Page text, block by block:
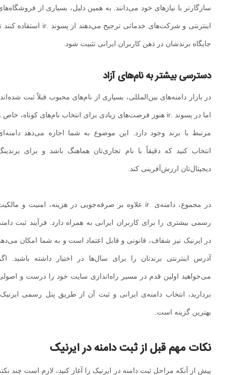
سازگارتر با نیازهای خود می‌دانند. به همین دلیل، بسیاری از فروشگاه‌های
اینترنتی و شرکت‌های خدماتی ترجیح می‌دهند از پسوند .ir استفاده کنند تا
جایگاه برندشان در ذهن کاربران ایرانی تثبیت شود.
دسترسی بیشتر به نام‌های آزاد
در بازار دامنه‌های بین‌المللی، بسیاری از نام‌های محبوب قبلاً ثبت شده‌اند،
اما در پسوند .ir هنوز فرصت‌های زیادی برای انتخاب نام‌های کوتاه، خاص و
مرتبط با برند وجود دارد. این موضوع به شما اجازه می‌دهد دامنه‌ای
انتخاب کنید که دقیقاً با نام تجاری‌تان هماهنگ باشد و برای برندینگ
دیجیتال‌تان ارزش‌آفرینی کند.
در مجموع، دامنه‌ی .ir علاوه بر صرفه‌جویی در هزینه، امنیت و مالکیت
رسمی بیشتری را برای کاربران ایرانی به همراه دارد. فرآیند ثبت دامنه
در ایرنیک نیز شفاف، قانونی و قابل اعتماد است و به شما امکان می‌دهد
آدرس اینترنتی برندتان را برای سال‌ها در اختیار داشته باشید. اگر
می‌خواهید اولین قدم در مسیر راه‌اندازی سایت خود را درست و اصولی
بردارید، انتخاب دامنه‌ی ایرانی و ثبت آن از طریق پنل رسمی ایرنیک،
بهترین گزینه است.
نکات مهم قبل از ثبت دامنه در ایرنیک
پیش از آنکه مراحل ثبت دامنه در ایرنیک را آغاز کنید، لازم است چند نکته